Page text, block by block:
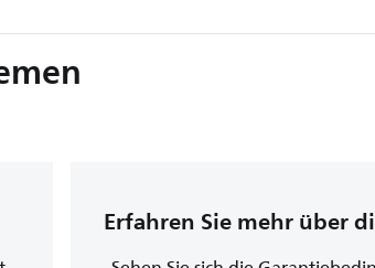
Erfahren Sie mehr über